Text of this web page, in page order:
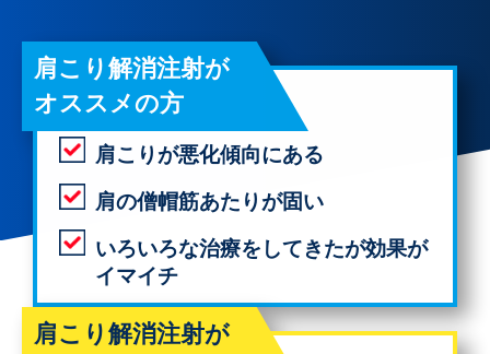
肩こり解消注射が
オススメの方
肩こりが悪化傾向にある
肩の僧帽筋あたりが固い
いろいろな治療をしてきたが効果が
イマイチ
肩こり解消注射が